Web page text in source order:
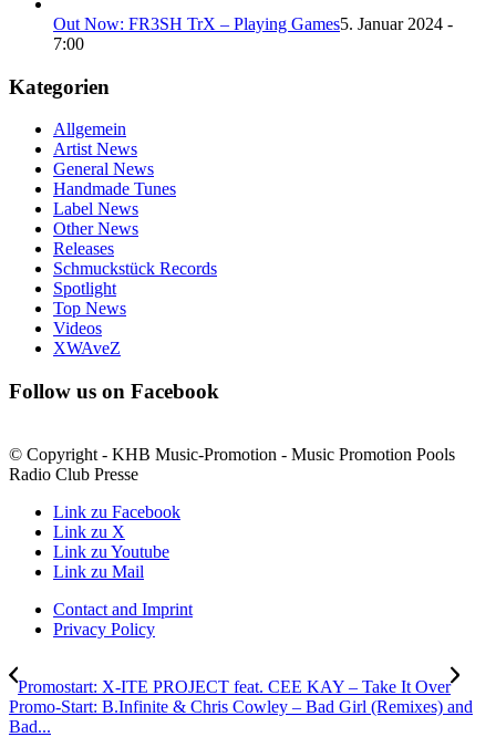
Out Now: FR3SH TrX – Playing Games5. Januar 2024 -
7:00
Kategorien
Allgemein
Artist News
General News
Handmade Tunes
Label News
Other News
Releases
Schmuckstück Records
Spotlight
Top News
Videos
XWAveZ
Follow us on Facebook
© Copyright - KHB Music-Promotion - Music Promotion Pools
Radio Club Presse
Link zu Facebook
Link zu X
Link zu Youtube
Link zu Mail
Contact and Imprint
Privacy Policy
Promostart: X-ITE PROJECT feat. CEE KAY – Take It Over
Promo-Start: B.Infinite & Chris Cowley – Bad Girl (Remixes) and
Bad...